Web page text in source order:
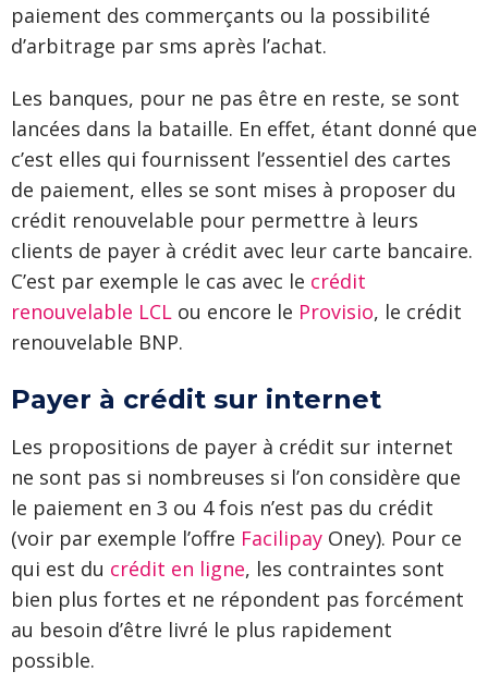
paiement des commerçants ou la possibilité
d’arbitrage par sms après l’achat.
Les banques, pour ne pas être en reste, se sont
lancées dans la bataille. En effet, étant donné que
c’est elles qui fournissent l’essentiel des cartes
de paiement, elles se sont mises à proposer du
crédit renouvelable pour permettre à leurs
clients de payer à crédit avec leur carte bancaire.
C’est par exemple le cas avec le crédit
renouvelable LCL ou encore le Provisio, le crédit
renouvelable BNP.
Payer à crédit sur internet
Les propositions de payer à crédit sur internet
ne sont pas si nombreuses si l’on considère que
le paiement en 3 ou 4 fois n’est pas du crédit
(voir par exemple l’offre Facilipay Oney). Pour ce
qui est du crédit en ligne, les contraintes sont
bien plus fortes et ne répondent pas forcément
au besoin d’être livré le plus rapidement
possible.